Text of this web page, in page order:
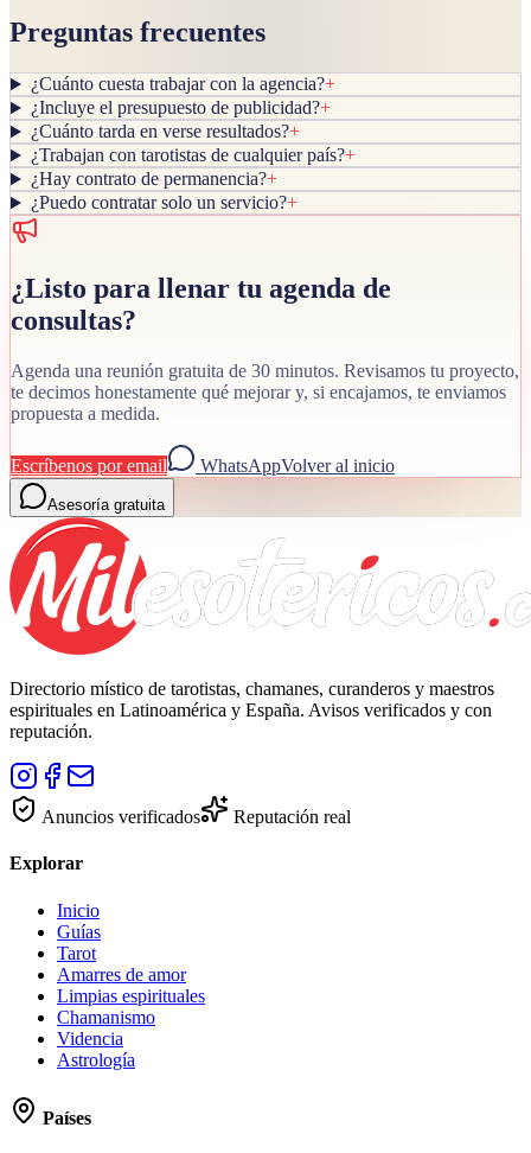
Preguntas frecuentes
¿Cuánto cuesta trabajar con la agencia?+
¿Incluye el presupuesto de publicidad?+
¿Cuánto tarda en verse resultados?+
¿Trabajan con tarotistas de cualquier país?+
¿Hay contrato de permanencia?+
¿Puedo contratar solo un servicio?+
¿Listo para llenar tu agenda de
consultas?
Agenda una reunión gratuita de 30 minutos. Revisamos tu proyecto,
te decimos honestamente qué mejorar y, si encajamos, te enviamos
propuesta a medida.
Escríbenos por email WhatsAppVolver al inicio
Asesoría gratuita
Directorio místico de tarotistas, chamanes, curanderos y maestros
espirituales en Latinoamérica y España. Avisos verificados y con
reputación.
Anuncios verificados Reputación real
Explorar
Inicio
Guías
Tarot
Amarres de amor
Limpias espirituales
Chamanismo
Videncia
Astrología
Países